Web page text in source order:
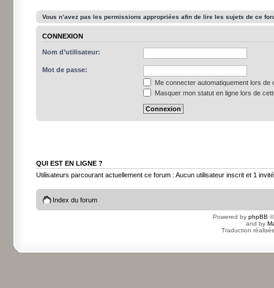
Vous n’avez pas les permissions appropriées afin de lire les sujets de ce
CONNEXION
Nom d’utilisateur:
Mot de passe:
Me connecter automatiquement lors de
Masquer mon statut en ligne lors de
QUI EST EN LIGNE ?
Utilisateurs parcourant actuellement ce forum : Aucun utilisateur inscrit et 1 invité
Index du forum
Powered by phpBB
and by
Traduction